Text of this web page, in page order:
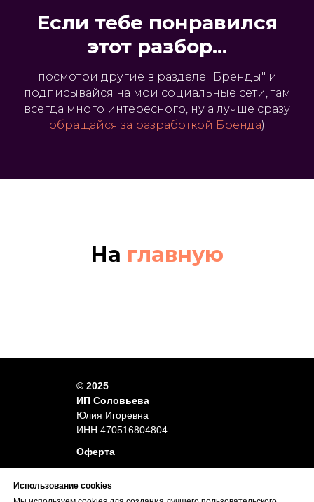
Если тебе понравился
этот разбор...
посмотри другие в разделе "Бренды" и
подписывайся на мои социальные сети, там
всегда много интересного, ну а лучше сразу
обращайся за разработкой Бренда)
На главную
Использование cookies
© 2025
ИП Соловьева
Юлия Игоревна
ИНН 470516804804
Политика конфиденциальности
Отказ от ответственности
Оферта